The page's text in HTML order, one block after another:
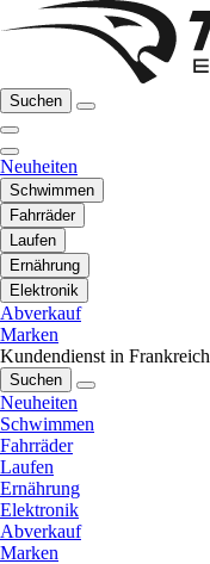
Suchen
Neuheiten
Schwimmen
Fahrräder
Laufen
Ernährung
Elektronik
Abverkauf
Marken
Kundendienst in Frankreich
Suchen
Neuheiten
Schwimmen
Fahrräder
Laufen
Ernährung
Elektronik
Abverkauf
Marken